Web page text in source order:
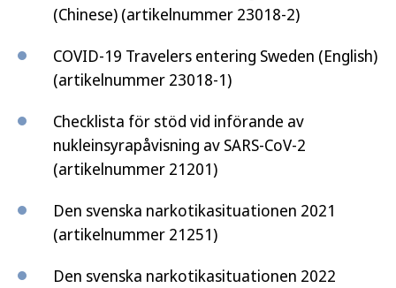
(Chinese) (artikelnummer 23018-2)
COVID-19 Travelers entering Sweden (English)
(artikelnummer 23018-1)
Checklista för stöd vid införande av
nukleinsyrapåvisning av SARS-CoV-2
(artikelnummer 21201)
Den svenska narkotikasituationen 2021
(artikelnummer 21251)
Den svenska narkotikasituationen 2022